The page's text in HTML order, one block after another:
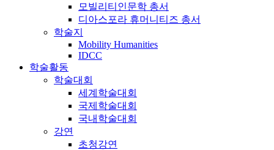
모빌리티인문학 총서
디아스포라 휴머니티즈 총서
학술지
Mobility Humanities
IDCC
학술활동
학술대회
세계학술대회
국제학술대회
국내학술대회
강연
초청강연